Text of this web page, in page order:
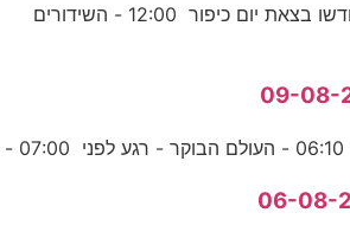
08:00 - השידורים יתחדשו בצאת יום כיפור 12:00 - השידורים